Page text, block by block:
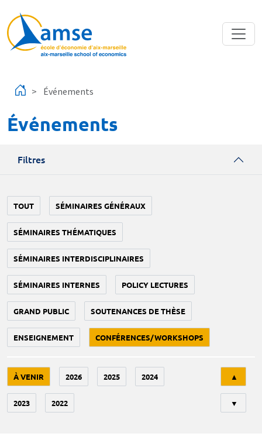
Événements
Événements
Filtres
TOUT SÉMINAIRES GÉNÉRAUX
SÉMINAIRES THÉMATIQUES
SÉMINAIRES INTERDISCIPLINAIRES
SÉMINAIRES INTERNES POLICY LECTURES
GRAND PUBLIC SOUTENANCES DE THÈSE
ENSEIGNEMENT CONFÉRENCES/WORKSHOPS
À VENIR 2026 2025 2024
2023 2022
▲
▼